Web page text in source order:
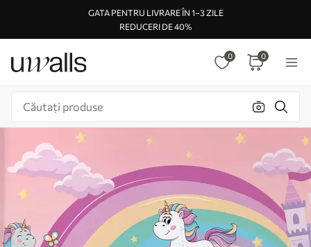
GATA PENTRU LIVRARE ÎN 1–3 ZILE
REDUCERI DE 40%
0 0